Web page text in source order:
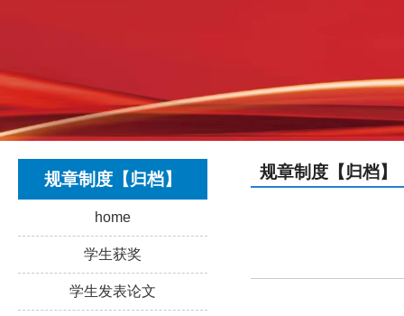
规章制度【归档】
home
学生获奖
学生发表论文
规章制度【归档】